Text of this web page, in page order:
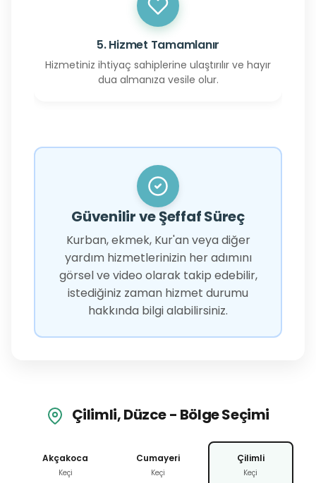
5. Hizmet Tamamlanır
Hizmetiniz ihtiyaç sahiplerine ulaştırılır ve hayır
dua almanıza vesile olur.
Güvenilir ve Şeffaf Süreç
Kurban, ekmek, Kur'an veya diğer
yardım hizmetlerinizin her adımını
görsel ve video olarak takip edebilir,
istediğiniz zaman hizmet durumu
hakkında bilgi alabilirsiniz.
Çilimli, Düzce - Bölge Seçimi
Akçakoca
Keçi
Cumayeri
Keçi
Çilimli
Keçi